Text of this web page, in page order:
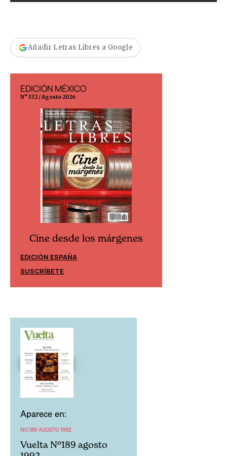
Añadir Letras Libres a Google
EDICIÓN MÉXICO
N° 332 / Agosto 2026
Cine desde los márgenes
EDICIÓN ESPAÑA
SUSCRÍBETE
Aparece en:
NO.189 AGOSTO 1992
Vuelta Nº189 agosto